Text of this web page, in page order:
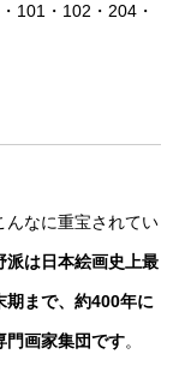
101・102・204・
んなに重宝されてい
派は日本絵画史上最
期まで、約400年に
門画家集団です。